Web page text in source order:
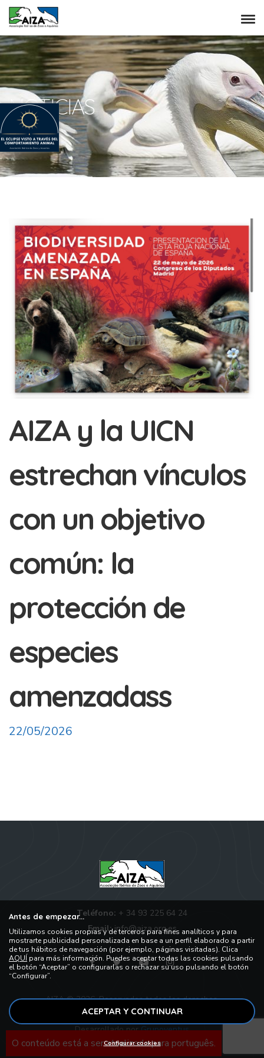
NOTICIAS
AIZA y la UICN
estrechan vínculos
con un objetivo
común: la
protección de
especies
amenzadass
22/05/2026
Teléfono: + 34 93 225 64 24
Email: info@aiza.org.es
AIZA © 2026, Reservados todos los derechos.
Desarrollado porGrupoventus
Antes de empezar...
Utilizamos cookies propias y de terceros para fines analíticos y para
mostrarte publicidad personalizada en base a un perfil elaborado a partir
de tus hábitos de navegación (por ejemplo, páginas visitadas). Clica
AQUÍ para más información. Puedes aceptar todas las cookies pulsando
el botón “Aceptar” o configurarlas o rechazar su uso pulsando el botón
“Configurar”.
ACEPTAR Y CONTINUAR
Configurar cookies
O conteúdo está a ser atualizado para português.